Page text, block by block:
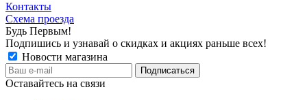
Контакты
Схема проезда
Будь Первым!
Подпишись и узнавай о скидках и акциях раньше всех!
Новости магазина
Оставайтесь на связи